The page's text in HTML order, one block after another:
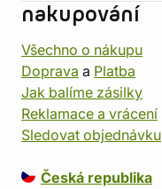
nakupování
Všechno o nákupu
Doprava a Platba
Jak balíme zásilky
Reklamace a vrácení
Sledovat objednávku
Česká republika